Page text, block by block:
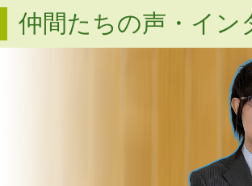
仲間たちの声・イン